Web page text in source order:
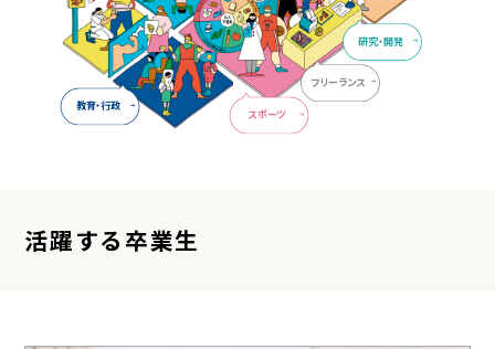
教育・行政
研究・開発
フリーランス
スポーツ
活躍する卒業生